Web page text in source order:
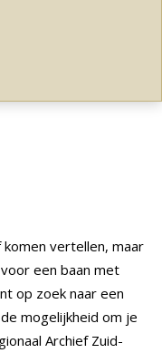
vertellen, maar
een baan met
op zoek naar een
mogelijkheid om je
Archief Zuid-